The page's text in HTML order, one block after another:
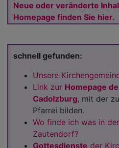
Neue oder veränderte
Homepage finden Sie hier.
schnell gefunden:
Unsere
Link zur Homepage
Cadolzburg, mit der
Pfarrei bilden.
Wo finde ich was in
Zautendorf?
Gottesdienste der